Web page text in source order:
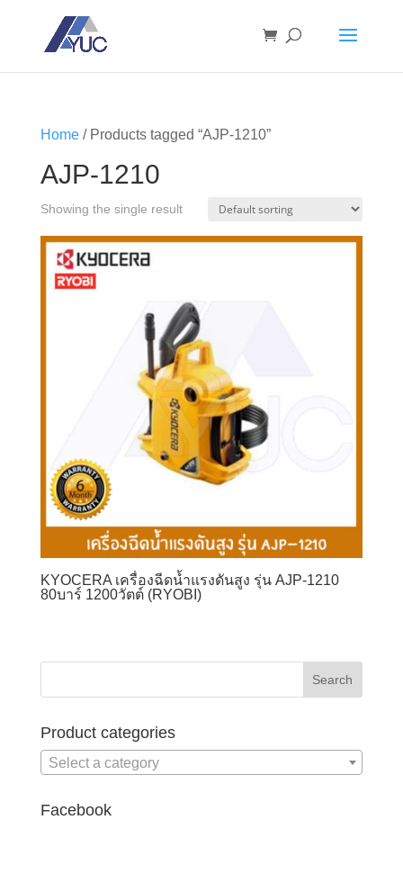
Home/ Products tagged “AJP-1210”
AJP-1210
Showing the single result
KYOCERA เครื่องฉีดน้ำแรงดันสูง รุ่น AJP-1210
80บาร์ 1200วัตต์ (RYOBI)
Product categories
Select a category
Facebook